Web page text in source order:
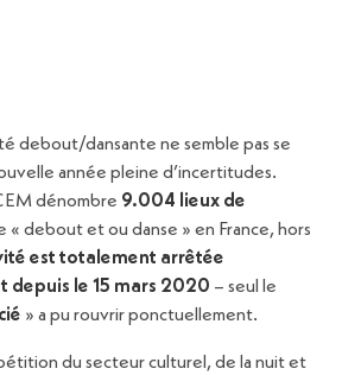
debout/dansante ne semble pas se
année pleine d’incertitudes.
dénombre 9.004 lieux de
« debout et ou danse » en France, hors
est totalement arrêtée
depuis le 15 mars 2020 – seul le
» a pu rouvrir ponctuellement.
du secteur culturel, de la nuit et